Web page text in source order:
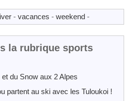
- vacances - weekend -
la rubrique sports
du Snow aux 2 Alpes
partent au ski avec les Tuloukoi !